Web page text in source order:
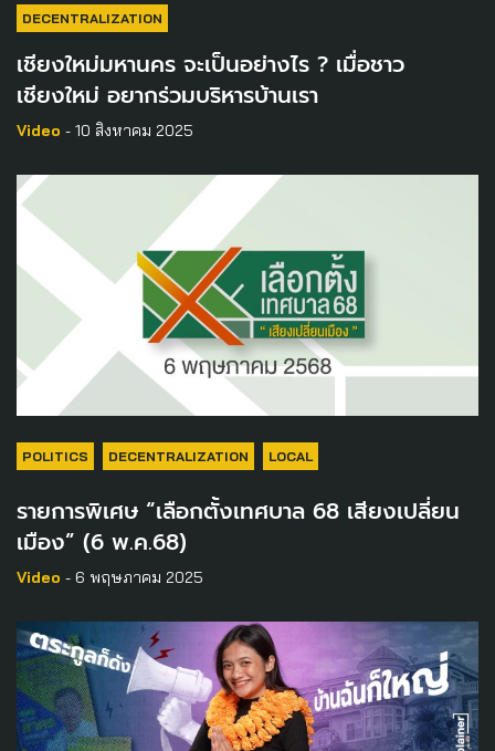
DECENTRALIZATION
เชียงใหม่มหานคร จะเป็นอย่างไร ? เมื่อชาว
เชียงใหม่ อยากร่วมบริหารบ้านเรา
Video - 10 สิงหาคม 2025
POLITICS DECENTRALIZATION LOCAL
รายการพิเศษ “เลือกตั้งเทศบาล 68 เสียงเปลี่ยน
เมือง” (6 พ.ค.68)
Video - 6 พฤษภาคม 2025